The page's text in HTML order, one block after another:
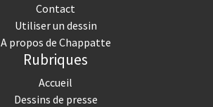
Contact
Utiliser un dessin
A propos de Chappatte
Rubriques
Accueil
Dessins de presse